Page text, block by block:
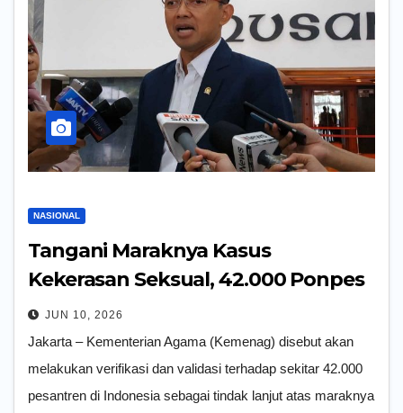
NASIONAL
Tangani Maraknya Kasus
Kekerasan Seksual, 42.000 Ponpes
Akan Diverifikasi
JUN 10, 2026
Jakarta – Kementerian Agama (Kemenag) disebut akan
melakukan verifikasi dan validasi terhadap sekitar 42.000
pesantren di Indonesia sebagai tindak lanjut atas maraknya